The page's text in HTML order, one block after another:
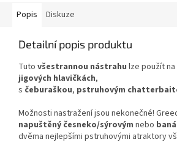
Popis Diskuze
Detailní popis produktu
Tuto všestrannou nástrahu lze použít na
jigových hlavičkách,
s čeburaškou, pstruhovým
Možnosti nastražení jsou nekonečné!
napuštěný česneko/sýrovým nebo
dvěma nejlepšími pstruhovými atraktory